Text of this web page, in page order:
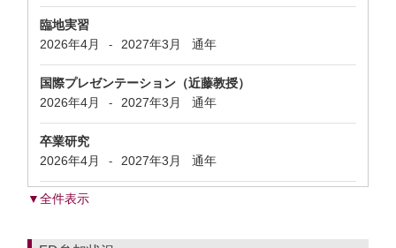
臨地実習
2026年4月
- 2027年3月 通年
国際プレゼンテーション（近藤教授）
2026年4月
- 2027年3月 通年
卒業研究
2026年4月
- 2027年3月 通年
▼全件表示